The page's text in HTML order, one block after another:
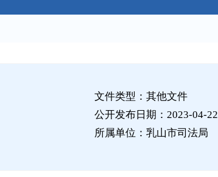
文件类型：其他文件
公开发布日期：2023-04-22
所属单位：乳山市司法局